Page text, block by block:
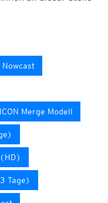
ICON Merge Modell
Tage)